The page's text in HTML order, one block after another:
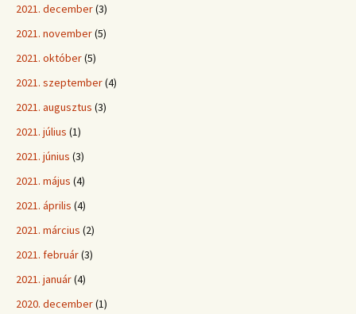
2021. december(3)
2021. november(5)
2021. október(5)
2021. szeptember(4)
2021. augusztus (3)
2021. július (1)
2021. június (3)
2021. május (4)
2021. április (4)
2021. március (2)
2021. február(3)
2021. január(4)
2020. december(1)